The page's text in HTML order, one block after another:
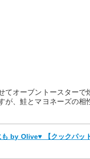
てオーブントースターで
が、鮭とマヨネーズの
by Olive♥ 【クックパッ